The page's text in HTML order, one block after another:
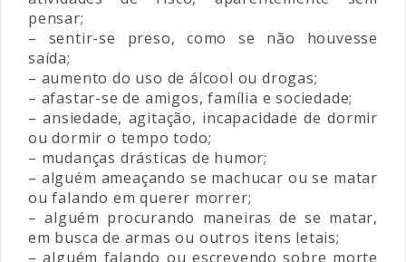
pensar;
– sentir-se preso, como se não houvesse
saída;
– aumento do uso de álcool ou drogas;
– afastar-se de amigos, família e sociedade;
– ansiedade, agitação, incapacidade de dormir
ou dormir o tempo todo;
– mudanças drásticas de humor;
– alguém ameaçando se machucar ou se matar
ou falando em querer morrer;
– alguém procurando maneiras de se matar,
em busca de armas ou outros itens letais;
– alguém falando ou escrevendo sobre morte